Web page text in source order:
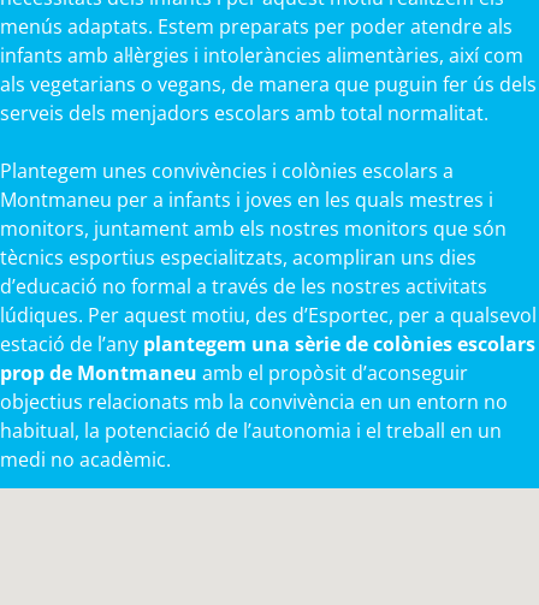
menús adaptats. Estem preparats per poder atendre als
infants amb al·lèrgies i intoleràncies alimentàries, així com
als vegetarians o vegans, de manera que puguin fer ús dels
serveis dels menjadors escolars amb total normalitat.
Plantegem unes convivències i colònies escolars a
Montmaneu per a infants i joves en les quals mestres i
monitors, juntament amb els nostres monitors que són
tècnics esportius especialitzats, acompliran uns dies
d’educació no formal a través de les nostres activitats
lúdiques. Per aquest motiu, des d’Esportec, per a qualsevol
estació de l’any plantegem una sèrie de colònies escolars
prop de Montmaneu amb el propòsit d’aconseguir
objectius relacionats mb la convivència en un entorn no
habitual, la potenciació de l’autonomia i el treball en un
medi no acadèmic.